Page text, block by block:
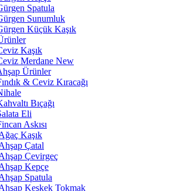
Spatula
Sunumluk
Küçük Kaşık
Kaşık
Merdane New
Ürünler
& Ceviz Kıracağı
Bıçağı
Eli
Askısı
Kaşık
Çatal
Çevirgeç
Kepçe
Spatula
Keşkek Tokmak